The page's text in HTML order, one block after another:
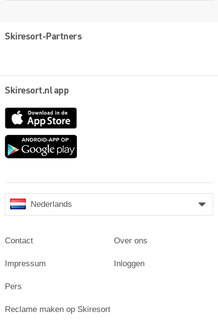
Skiresort-Partners
Skiresort.nl app
App
Google
Nederlands
Contact
Impressum
Pers
Over ons
Inloggen
Reclame maken op Skiresort